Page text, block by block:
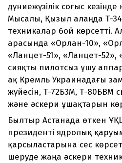
дүниежүзілік соғыс
Мысалы, Қызыл алаңда Т-34,
техникалар бой көрсетті.
арасында «Орлан-10»,
«Ланцет-51», «Ланцет-52»,
сияқты пилотсыз ұшу
ақ Кремль Украинадағы
жүйесін, Т-72Б3М, Т-80БВМ
және әскери ұшақтарын
Былтыр Астанада өткен
президенті ядролық
қарсыластарына сес
шеруде жаңа әскери